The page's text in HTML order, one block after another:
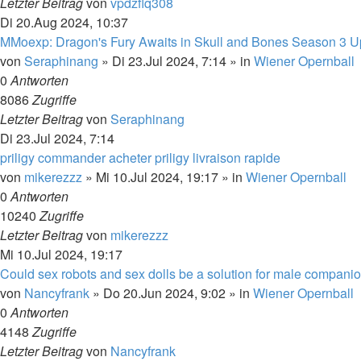
Di 20.Aug 2024, 10:37
MMoexp: Dragon's Fury Awaits in Skull and Bones Season 3
von Seraphinang » Di 23.Jul 2024, 7:14 » in Wiener Opernball
0Antworten
8086Zugriffe
Letzter Beitragvon Seraphinang
Di 23.Jul 2024, 7:14
priligy commander acheter priligy livraison rapide
von mikerezzz » Mi 10.Jul 2024, 19:17 » in Wiener Opernball
0Antworten
10240Zugriffe
Letzter Beitragvon mikerezzz
Mi 10.Jul 2024, 19:17
Could sex robots and sex dolls be a solution for male
von Nancyfrank » Do 20.Jun 2024, 9:02 » in Wiener Opernball
0Antworten
4148Zugriffe
Letzter Beitragvon Nancyfrank